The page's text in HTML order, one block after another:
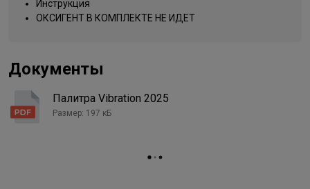
Типы волос
Вид деятельности
Инструкция
ОКСИГЕНТ В КОМПЛЕКТЕ НЕ ИДЕТ
Документы
Палитра Vibration 2025
Размер: 197 кБ